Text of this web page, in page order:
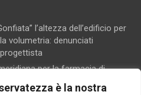
è la nostra
l’altezza dell’edificio per
volumetria: denunciati
per la farmacia di
il personale"